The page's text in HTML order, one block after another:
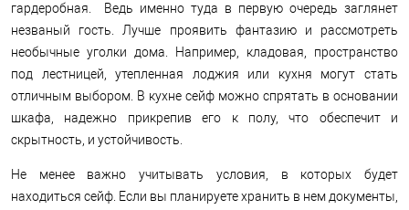
гардеробная. Ведь именно туда в первую очередь заглянет
незваный гость. Лучше проявить фантазию и рассмотреть
необычные уголки дома. Например, кладовая, пространство
под лестницей, утепленная лоджия или кухня могут стать
отличным выбором. В кухне сейф можно спрятать в основании
шкафа, надежно прикрепив его к полу, что обеспечит и
скрытность, и устойчивость.
Не менее важно учитывать условия, в которых будет
находиться сейф. Если вы планируете хранить в нем документы,